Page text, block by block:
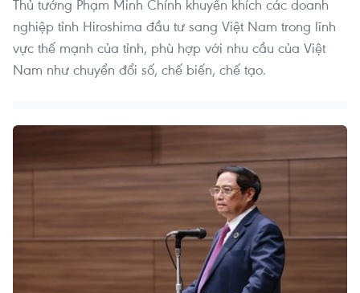
Thủ tướng Phạm Minh Chính khuyến khích các doanh
nghiệp tỉnh Hiroshima đầu tư sang Việt Nam trong lĩnh
vực thế mạnh của tỉnh, phù hợp với nhu cầu của Việt
Nam như chuyển đổi số, chế biến, chế tạo.